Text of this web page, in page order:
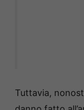
Tuttavia,